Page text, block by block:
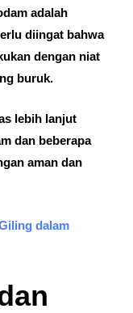
adalah
diingat bahwa
dengan niat
buruk.
lebih lanjut
dan beberapa
aman dan
dalam